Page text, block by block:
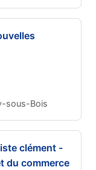
sous-Bois
clément -
du commerce